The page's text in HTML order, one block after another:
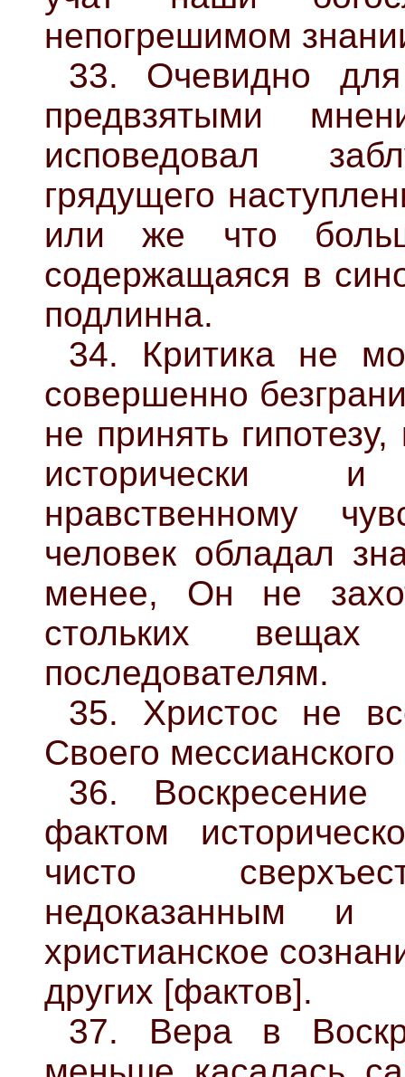
непогрешимом
33. Очевидно
предвзятыми
исповедовал
грядущего
или же что
содержащаяся в
подлинна.
34. Критика не
совершенно
не принять
исторически
нравственному
человек обладал
менее, Он не
стольких
последователям.
35. Христос не
Своего
36. Воскресение
фактом
чисто
недоказанным и
христианское
других [фактов].
37. Вера в